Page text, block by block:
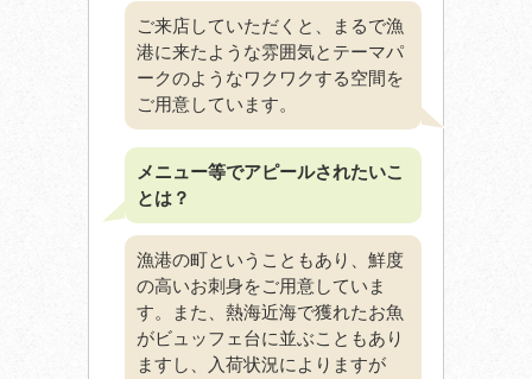
ご来店していただくと、まるで漁
港に来たような雰囲気とテーマパ
ークのようなワクワクする空間を
ご用意しています。
メニュー等でアピールされたいこ
とは？
漁港の町ということもあり、鮮度
の高いお刺身をご用意していま
す。また、熱海近海で獲れたお魚
がビュッフェ台に並ぶこともあり
ますし、入荷状況によりますが